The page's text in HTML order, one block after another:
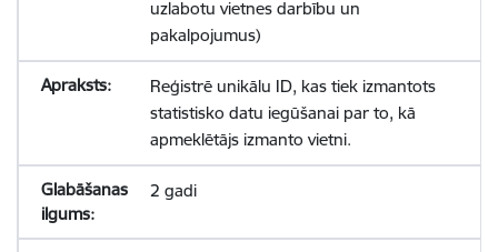
uzlabotu vietnes darbību un
pakalpojumus)
Reģistrē unikālu ID, kas tiek izmantots
statistisko datu iegūšanai par to, kā
apmeklētājs izmanto vietni.
2 gadi